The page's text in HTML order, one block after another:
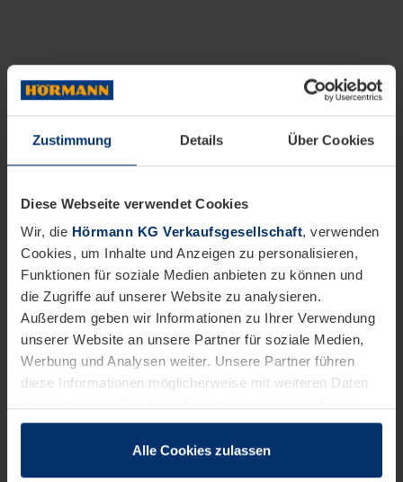
Zustimmung Details Über Cookies
Diese Webseite verwendet Cookies
Wir, die Hörmann KG Verkaufsgesellschaft, verwenden
Cookies, um Inhalte und Anzeigen zu personalisieren,
Funktionen für soziale Medien anbieten zu können und
die Zugriffe auf unserer Website zu analysieren.
Außerdem geben wir Informationen zu Ihrer Verwendung
unserer Website an unsere Partner für soziale Medien,
Werbung und Analysen weiter. Unsere Partner führen
diese Informationen möglicherweise mit weiteren Daten
sie im Rahmen Ihrer Nutzung der Dienste gesammelt
Alle Cookies zulassen